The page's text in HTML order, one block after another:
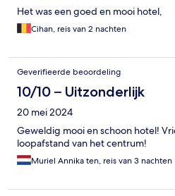
Het was een goed en mooi hotel,
Cihan, reis van 2 nachten
Geverifieerde beoordeling
10/10 – Uitzonderlijk
20 mei 2024
Geweldig mooi en schoon hotel!
loopafstand van het centrum!
Muriel Annika ten, reis van 3 nachten